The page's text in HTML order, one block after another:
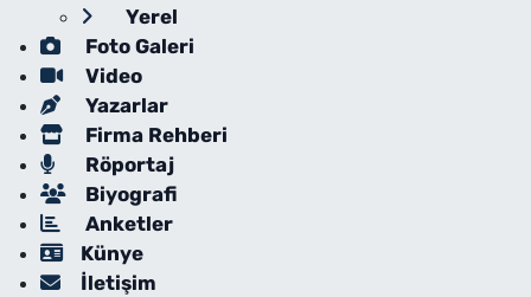
Yerel
Foto Galeri
Video
Yazarlar
Firma Rehberi
Röportaj
Biyografi
Anketler
Künye
İletişim